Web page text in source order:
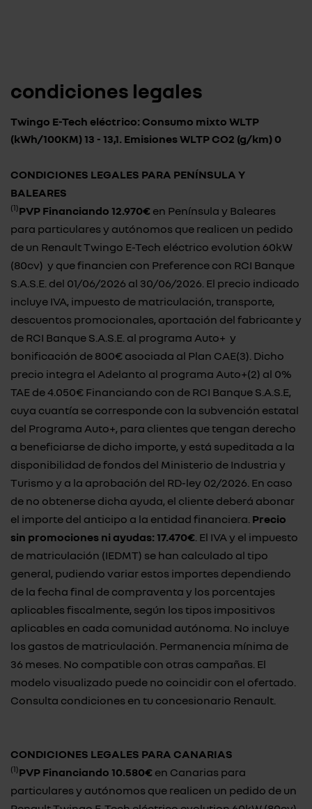
condiciones legales
Twingo E-Tech eléctrico: Consumo mixto WLTP
(kWh/100KM) 13 - 13,1. Emisiones WLTP CO2 (g/km) 0
CONDICIONES LEGALES PARA PENÍNSULA Y
BALEARES
(1)PVP Financiando 12.970€ en Península y Baleares
para particulares y autónomos que realicen un pedido
de un Renault Twingo E-Tech eléctrico evolution 60kW
(80cv) y que financien con Preference con RCI Banque
S.A.S.E. del 01/06/2026 al 30/06/2026. El precio indicado
incluye IVA, impuesto de matriculación, transporte,
descuentos promocionales, aportación del fabricante y
de RCI Banque S.A.S.E. al programa Auto+ y
bonificación de 800€ asociada al Plan CAE(3). Dicho
precio integra el Adelanto al programa Auto+(2) al 0%
TAE de 4.050€ Financiando con de RCI Banque S.A.S.E,
cuya cuantía se corresponde con la subvención estatal
del Programa Auto+, para clientes que tengan derecho
a beneficiarse de dicho importe, y está supeditada a la
disponibilidad de fondos del Ministerio de Industria y
Turismo y a la aprobación del RD-ley 02/2026. En caso
de no obtenerse dicha ayuda, el cliente deberá abonar
el importe del anticipo a la entidad financiera. Precio
sin promociones ni ayudas: 17.470€. El IVA y el impuesto
de matriculación (IEDMT) se han calculado al tipo
general, pudiendo variar estos importes dependiendo
de la fecha final de compraventa y los porcentajes
aplicables fiscalmente, según los tipos impositivos
aplicables en cada comunidad autónoma. No incluye
los gastos de matriculación. Permanencia mínima de
36 meses. No compatible con otras campañas. El
modelo visualizado puede no coincidir con el ofertado.
Consulta condiciones en tu concesionario Renault.
CONDICIONES LEGALES PARA CANARIAS
(1)PVP Financiando 10.580€ en Canarias para
particulares y autónomos que realicen un pedido de un